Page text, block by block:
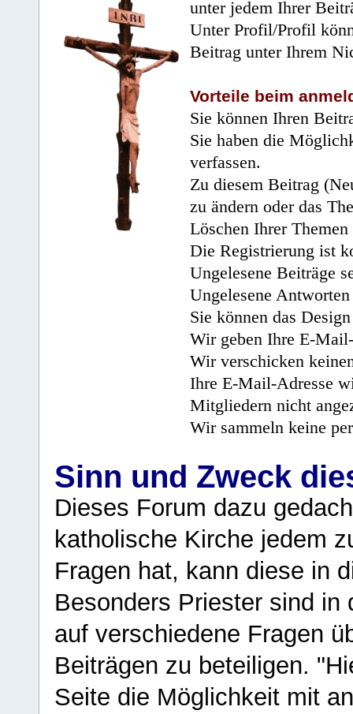
unter jedem Ihrer
Unter Profil/Profil
Beitrag unter Ihrem
Vorteile beim
Sie können Ihren
Sie haben die
verfassen.
Zu diesem Beitrag
zu ändern oder das
Löschen Ihrer
Die Registrierung ist
Ungelesene Beiträge
Ungelesene
Sie können das
Wir geben Ihre E-
Wir verschicken
Ihre E-Mail-Adresse
Mitgliedern nicht
Wir sammeln keine
Sinn und Zweck
Dieses Forum dazu
katholische Kirche jedem
Fragen hat, kann diese in
Besonders Priester sind in
auf verschiedene Fragen
Beiträgen zu beteiligen.
Seite die Möglichkeit mit